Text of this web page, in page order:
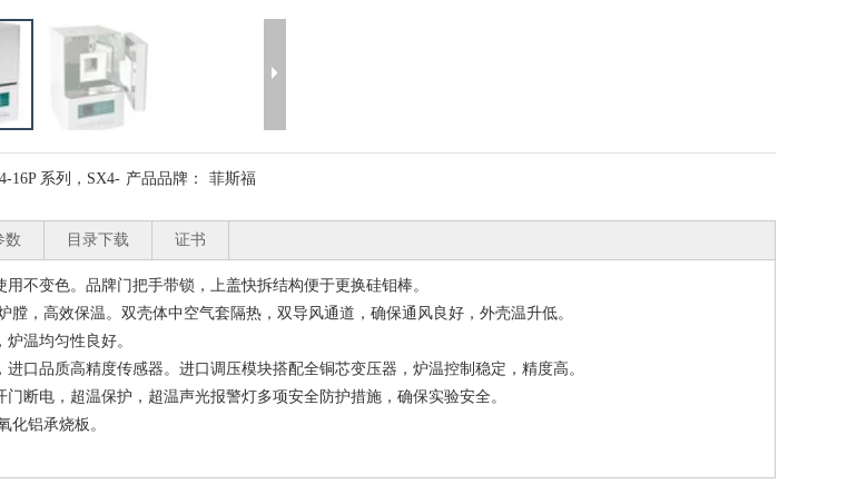
16P 系列，SX4- 产品品牌： 菲斯福
数 目录下载 证书
不变色。品牌门把手带锁，上盖快拆结构便于更换硅钼棒。
膛，高效保温。双壳体中空气套隔热，双导风通道，确保通风良好，外壳温升低。
温均匀性良好。
口品质高精度传感器。进口调压模块搭配全铜芯变压器，炉温控制稳定，精度高。
断电，超温保护，超温声光报警灯多项安全防护措施，确保实验安全。
化铝承烧板。